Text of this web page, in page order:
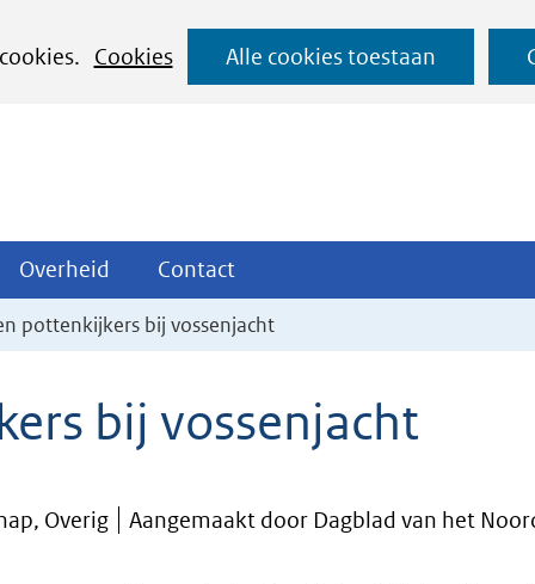
Cookies Alle cookies toestaan
Ga
naar
Overheid Overheid
Uitklappen
Contact
Uitklappen
pottenkijkers bij vossenjacht
bij vossenjacht
Overig Aangemaakt door Dagblad van het